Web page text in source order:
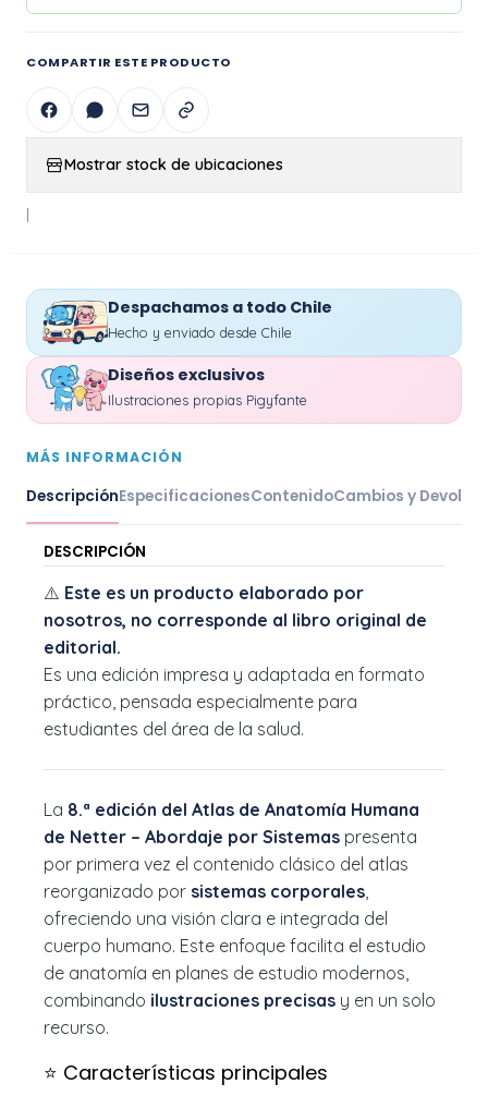
COMPARTIR ESTE PRODUCTO
Mostrar stock de ubicaciones
|
Despachamos a todo Chile
Hecho y enviado desde Chile
Diseños exclusivos
Ilustraciones propias Pigyfante
MÁS INFORMACIÓN
DescripciónEspecificacionesContenidoCambios y
DESCRIPCIÓN
⚠️ Este es un producto elaborado por
nosotros, no corresponde al libro original de
editorial.
Es una edición impresa y adaptada en formato
práctico, pensada especialmente para
estudiantes del área de la salud.
La 8.ª edición del Atlas de Anatomía Humana
de Netter – Abordaje por Sistemas presenta
por primera vez el contenido clásico del atlas
reorganizado por sistemas corporales
ofreciendo una visión clara e integrada del
cuerpo humano. Este enfoque facilita el estudio
de anatomía en planes de estudio modernos,
combinando ilustraciones precisas y en un solo
recurso.
⭐ Características principales